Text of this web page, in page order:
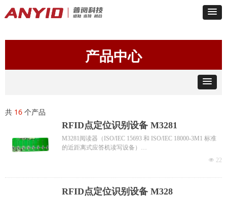
产品中心
共 16 个产品
RFID点定位识别设备 M3281
M3281阅读器（ISO/IEC 15693 和 ISO/IEC 18000-3M1 标准
的近距离式应答机读写设备）
넶 22
RFID点定位识别设备 M328